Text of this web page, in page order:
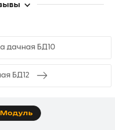
дачная БД10
БД12